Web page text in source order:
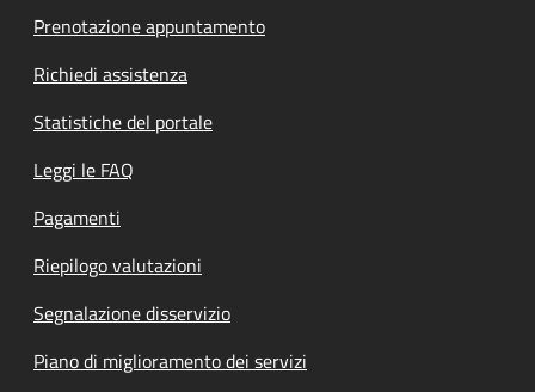
Prenotazione appuntamento
Richiedi assistenza
Statistiche del portale
Leggi le FAQ
Pagamenti
Riepilogo valutazioni
Segnalazione disservizio
Piano di miglioramento dei servizi